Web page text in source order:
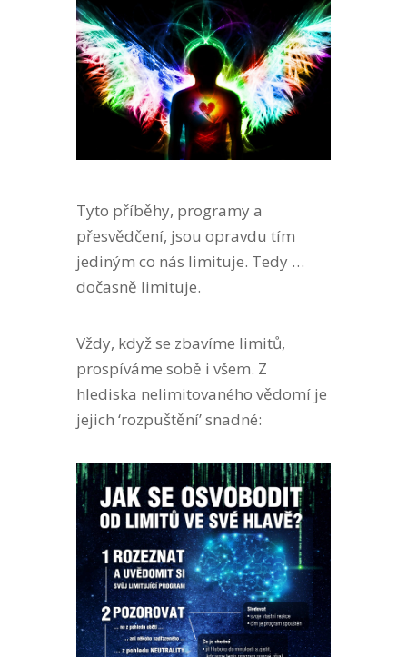
Tyto příběhy, programy a
přesvědčení, jsou opravdu tím
jediným co nás limituje. Tedy …
dočasně limituje.
Vždy, když se zbavíme limitů,
prospíváme sobě i všem. Z
hlediska nelimitovaného vědomí je
jejich ‘rozpuštění’ snadné: